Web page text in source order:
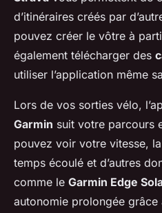
d’itinéraires créés par
pouvez créer le vôtre à
également télécharger des
utiliser l’application même
Lors de vos sorties vélo,
Garmin suit votre parcours
pouvez voir votre vitesse,
temps écoulé et d’autres
comme le Garmin Edge
autonomie prolongée grâce